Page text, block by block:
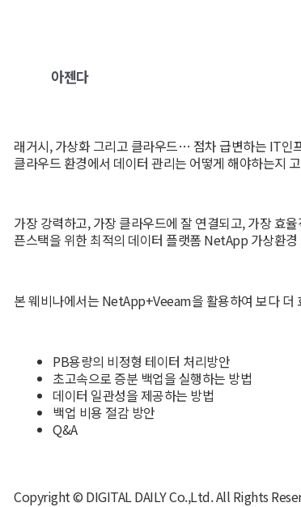
아젠다
래거시, 가상화 그리고 클라우드… 점차 급변하는 IT인
클라우드 환경에서 데이터 관리는 어떻게 해야하는지
가장 강력하고, 가장 클라우드에 잘 연결되고, 가장 효
픈스택을 위한 최적의 데이터 플랫폼 NetApp 가상환
본 웨비나에서는 NetApp+Veeam을 활용하여 보다 더
PB용량의 비정형 테이터 처리방안
초고속으로 증분 백업을 실행하는 방법
데이터 일관성을 제공하는 방법
백업 비용 절감 방안
Q&A
Copyright © DIGITAL DAILY Co.,Ltd. All Rights